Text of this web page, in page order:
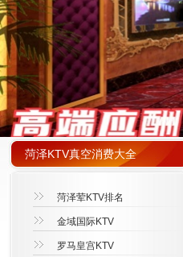
菏泽KTV真空消费大全
菏泽荤KTV排名
金域国际KTV
罗马皇宫KTV